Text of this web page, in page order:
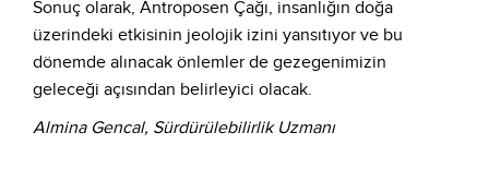
Sonuç olarak, Antroposen Çağı, insanlığın doğa
üzerindeki etkisinin jeolojik izini yansıtıyor ve bu
dönemde alınacak önlemler de gezegenimizin
geleceği açısından belirleyici olacak.
Almina Gencal, Sürdürülebilirlik Uzmanı